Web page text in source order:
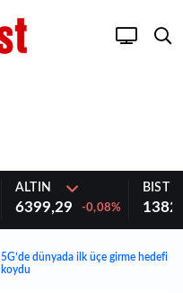
ALTIN
6399,29 -0,08%
BIST
5G’de dünyada ilk üçe girme hedefi
koydu